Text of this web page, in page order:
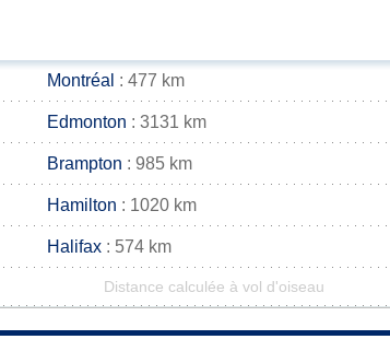
Montréal : 477 km
Edmonton : 3131 km
Brampton : 985 km
Hamilton : 1020 km
Halifax : 574 km
Distance calculée à vol d'oiseau